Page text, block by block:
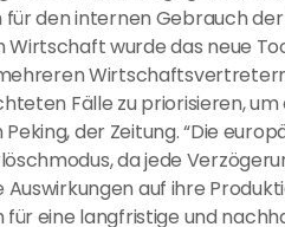
den internen Gebrauch
wurde das neue
Fälle zu priorisieren, um
der Zeitung. “Die
da jede
auf ihre
eine langfristige und